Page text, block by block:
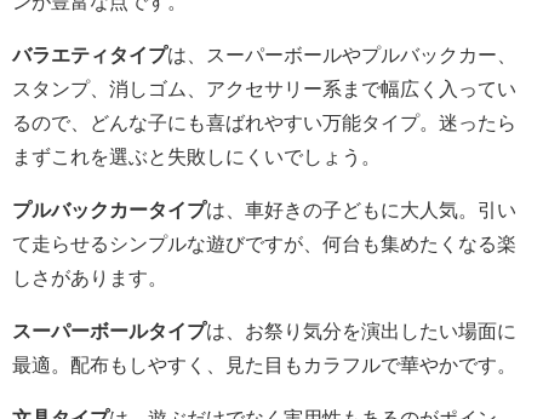
バラエティタイプは、スーパーボールやプルバックカー、
スタンプ、消しゴム、アクセサリー系まで幅広く入ってい
るので、どんな子にも喜ばれやすい万能タイプ。迷ったら
まずこれを選ぶと失敗しにくいでしょう。
プルバックカータイプは、車好きの子どもに大人気。引い
て走らせるシンプルな遊びですが、何台も集めたくなる楽
しさがあります。
スーパーボールタイプは、お祭り気分を演出したい場面に
最適。配布もしやすく、見た目もカラフルで華やかです。